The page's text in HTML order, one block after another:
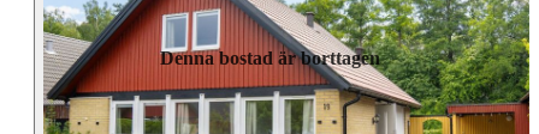
Denna bostad är borttagen